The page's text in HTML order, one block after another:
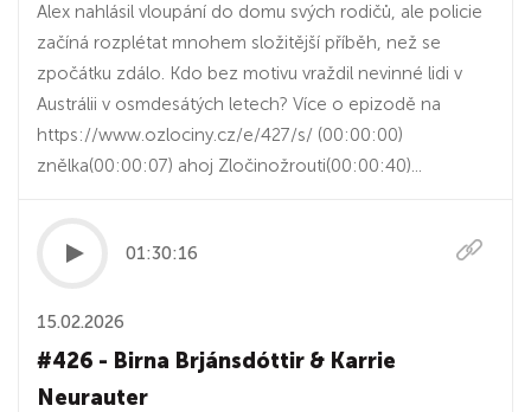
Alex nahlásil vloupání do domu svých rodičů, ale policie
začíná rozplétat mnohem složitější příběh, než se
zpočátku zdálo. Kdo bez motivu vraždil nevinné lidi v
Austrálii v osmdesátých letech? Více o epizodě na
https://www.ozlociny.cz/e/427/s/ (00:00:00)
znělka(00:00:07) ahoj Zločinožrouti(00:00:40)...
01:30:16
15.02.2026
#426 - Birna Brjánsdóttir & Karrie
Neurauter